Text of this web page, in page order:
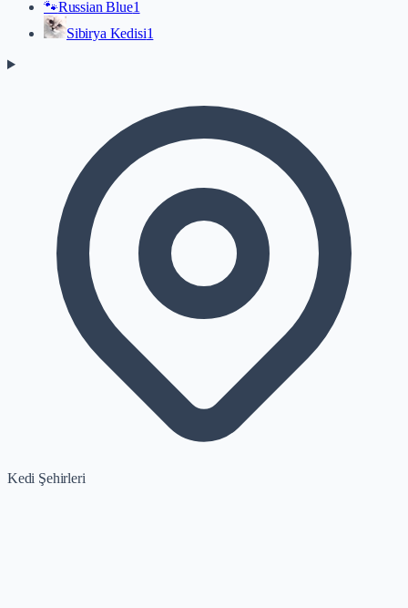
🐾Russian Blue1
Sibirya Kedisi1
Kedi Şehirleri